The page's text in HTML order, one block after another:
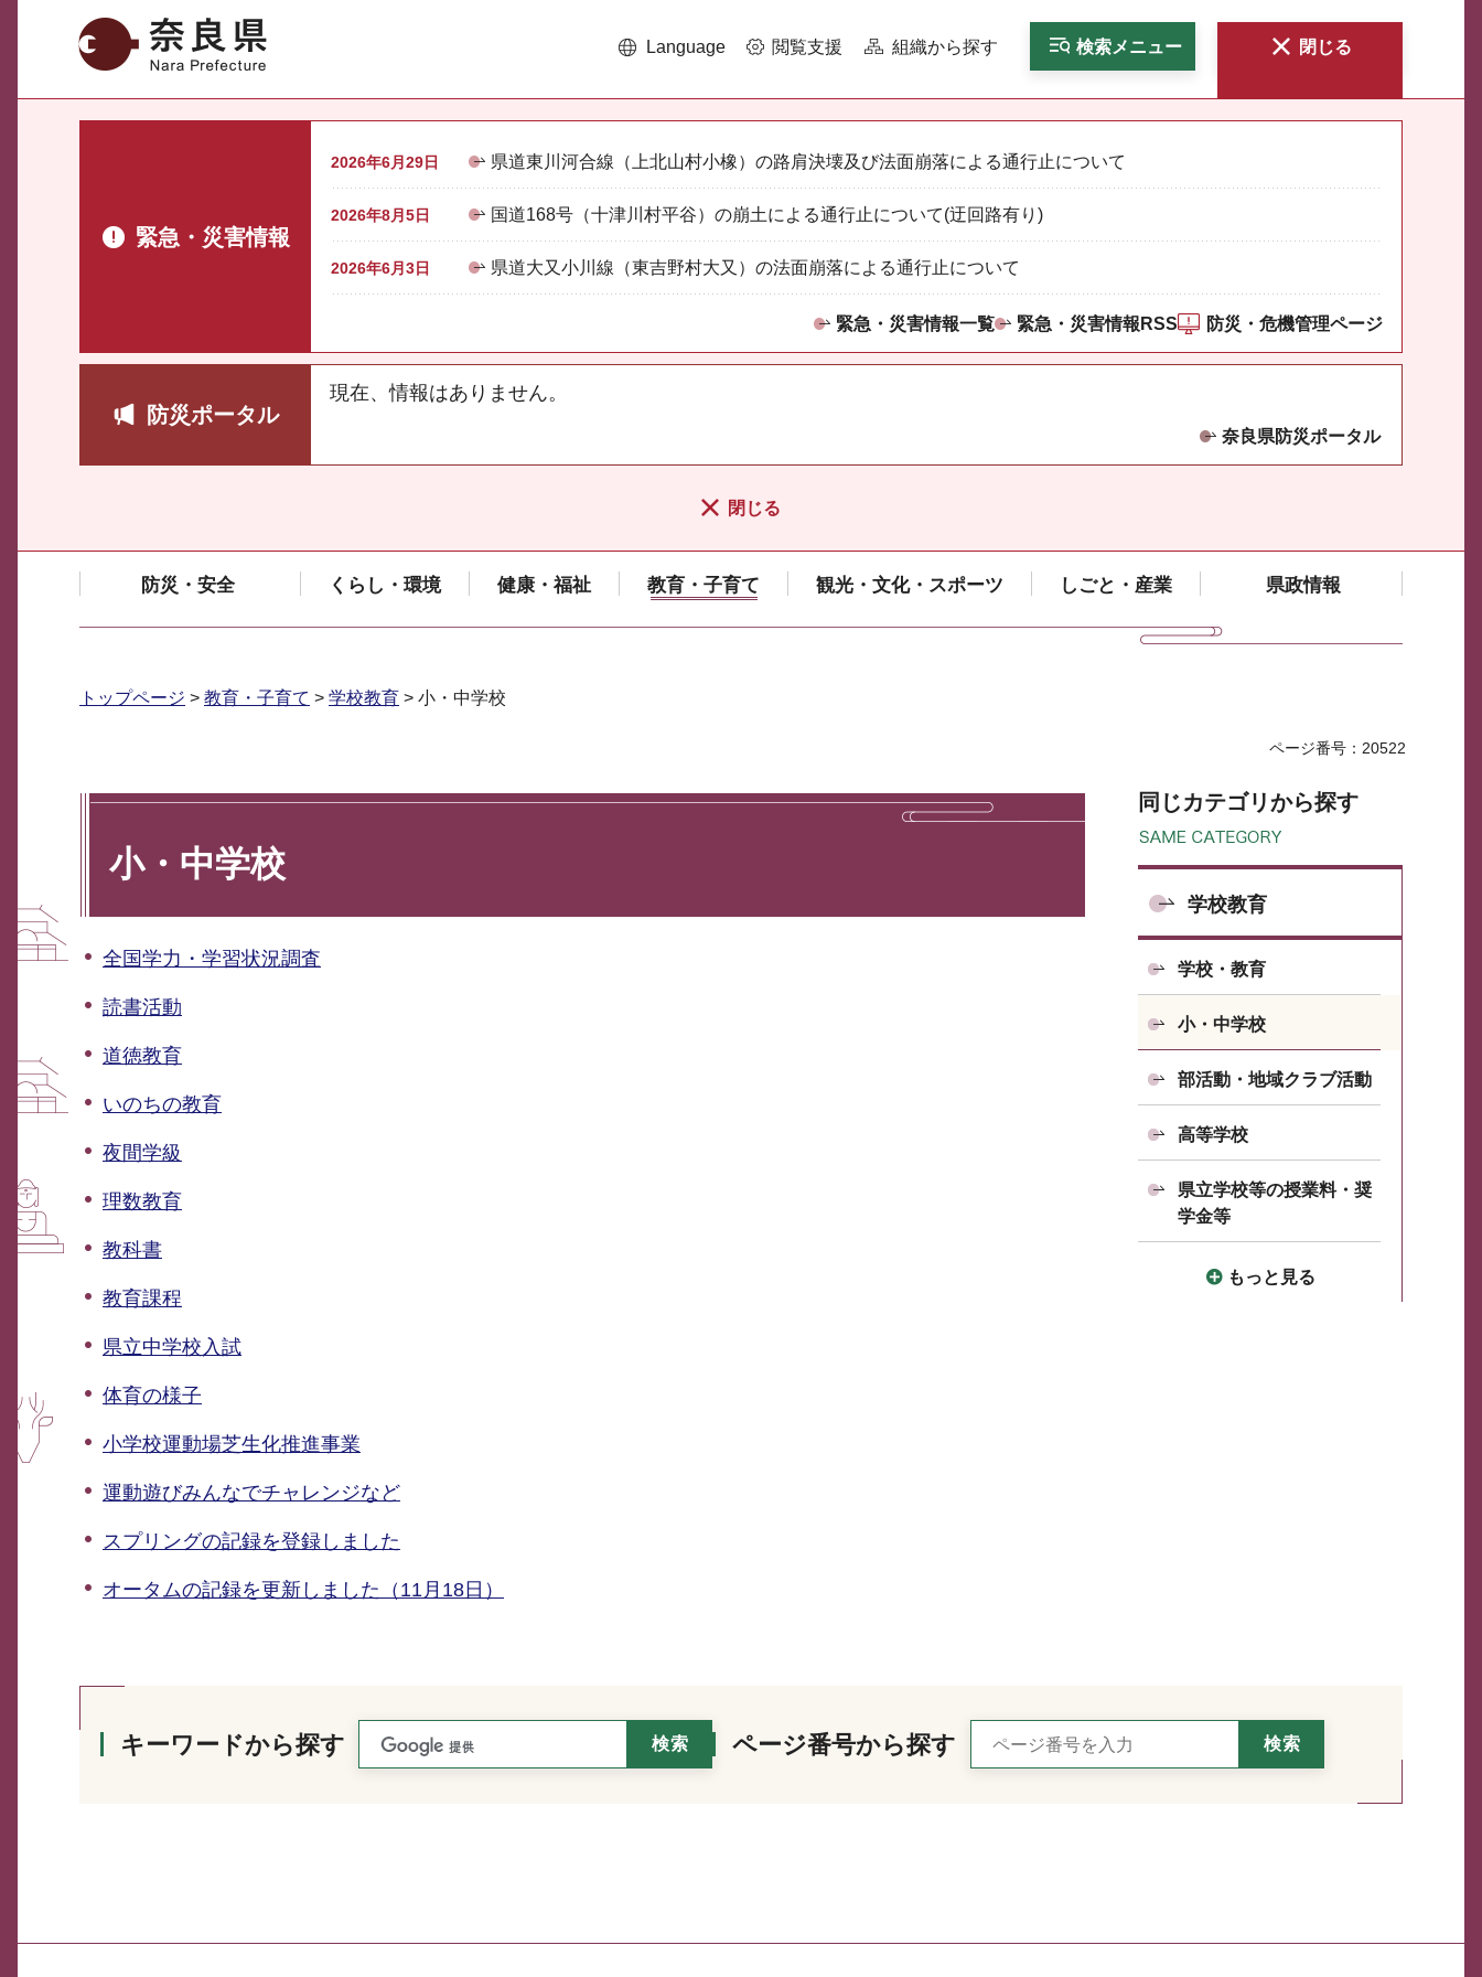
奈良県 Language 閲覧支援 組織から探す 検索メニュー 閉じる
緊急・災害情報
2026年6月29日 県道東川河合線（上北山村小橡）の路肩決壊及び法面崩落による通行止について
2026年8月5日 国道168号（十津川村平谷）の崩土による通行止について(迂回路有り)
2026年6月3日 県道大又小川線（東吉野村大又）の法面崩落による通行止について
緊急・災害情報一覧 緊急・災害情報RSS 防災・危機管理ページ
防災ポータル
現在、情報はありません。
奈良県防災ポータル
閉じる
防災・安全 くらし・環境 健康・福祉 教育・子育て 観光・文化・スポーツ しごと・産業 県政情報
トップページ > 教育・子育て > 学校教育 > 小・中学校
ページ番号：20522
小・中学校
全国学力・学習状況調査
読書活動
道徳教育
いのちの教育
夜間学級
理数教育
教科書
教育課程
県立中学校入試
体育の様子
小学校運動場芝生化推進事業
運動遊びみんなでチャレンジなど
スプリングの記録を登録しました
オータムの記録を更新しました（11月18日）
同じカテゴリから探す
学校教育
学校・教育
小・中学校
部活動・地域クラブ活動
高等学校
県立学校等の授業料・奨
学金等
もっと見る
キーワードから探す ページ番号から探す